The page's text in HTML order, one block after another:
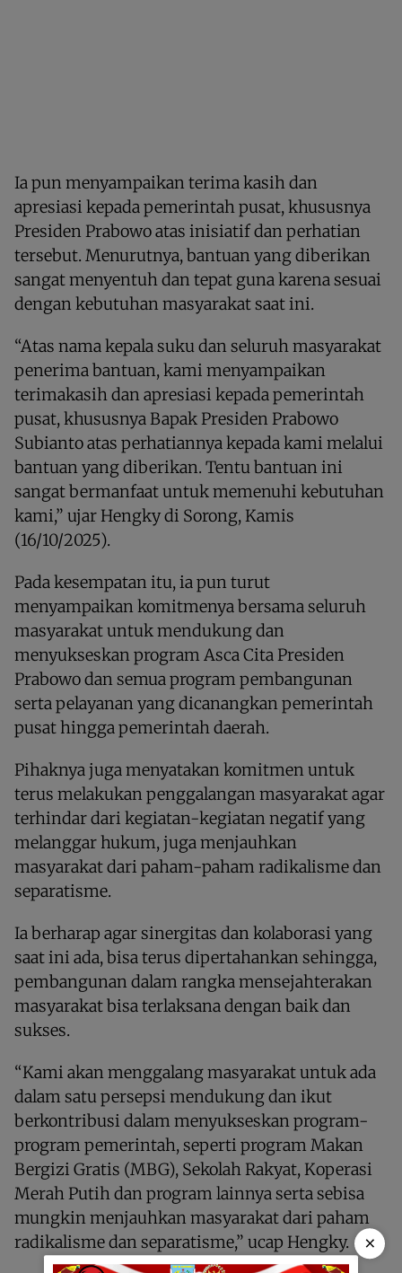
Ia pun menyampaikan terima kasih dan
apresiasi kepada pemerintah pusat, khususnya
Presiden Prabowo atas inisiatif dan perhatian
tersebut. Menurutnya, bantuan yang diberikan
sangat menyentuh dan tepat guna karena sesuai
dengan kebutuhan masyarakat saat ini.
“Atas nama kepala suku dan seluruh masyarakat
penerima bantuan, kami menyampaikan
terimakasih dan apresiasi kepada pemerintah
pusat, khususnya Bapak Presiden Prabowo
Subianto atas perhatiannya kepada kami melalui
bantuan yang diberikan. Tentu bantuan ini
sangat bermanfaat untuk memenuhi kebutuhan
kami,” ujar Hengky di Sorong, Kamis
(16/10/2025).
Pada kesempatan itu, ia pun turut
menyampaikan komitmenya bersama seluruh
masyarakat untuk mendukung dan
menyukseskan program Asca Cita Presiden
Prabowo dan semua program pembangunan
serta pelayanan yang dicanangkan pemerintah
pusat hingga pemerintah daerah.
Pihaknya juga menyatakan komitmen untuk
terus melakukan penggalangan masyarakat agar
terhindar dari kegiatan-kegiatan negatif yang
melanggar hukum, juga menjauhkan
masyarakat dari paham-paham radikalisme dan
separatisme.
Ia berharap agar sinergitas dan kolaborasi yang
saat ini ada, bisa terus dipertahankan sehingga,
pembangunan dalam rangka mensejahterakan
masyarakat bisa terlaksana dengan baik dan
sukses.
“Kami akan menggalang masyarakat untuk ada
dalam satu persepsi mendukung dan ikut
berkontribusi dalam menyukseskan program-
program pemerintah, seperti program Makan
Bergizi Gratis (MBG), Sekolah Rakyat, Koperasi
Merah Putih dan program lainnya serta sebisa
mungkin menjauhkan masyarakat dari paham
radikalisme dan separatisme,” ucap Hengky.
×